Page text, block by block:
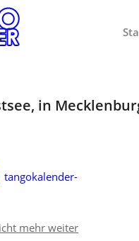
in
tangokalender-
mehr weiter